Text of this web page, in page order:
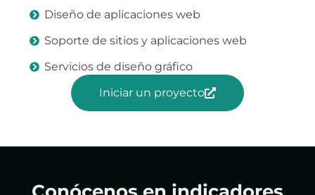
Diseño de aplicaciones web
Soporte de sitios y aplicaciones web
Servicios de diseño gráfico
Iniciar un proyecto